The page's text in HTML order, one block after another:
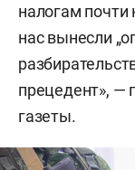
налогам почти
нас вынесли
прецедент», —
газеты.